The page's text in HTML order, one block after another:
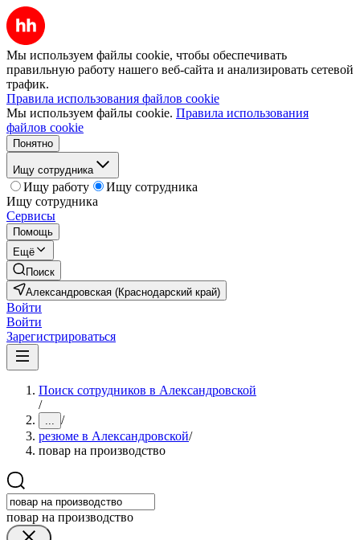
Мы используем файлы cookie, чтобы обеспечивать
правильную работу нашего веб-сайта и анализировать сетевой
трафик.
Правила использования файлов cookie
Мы используем файлы cookie. Правила использования
файлов cookie
Понятно
Ищу сотрудника
Ищу работу
Ищу сотрудника
Ищу сотрудника
Сервисы
Помощь
Ещё
Поиск
Александровская (Краснодарский край)
Войти
Войти
Зарегистрироваться
Поиск сотрудников в Александровской
/
... /
резюме в Александровской/
повар на производство
повар на производство